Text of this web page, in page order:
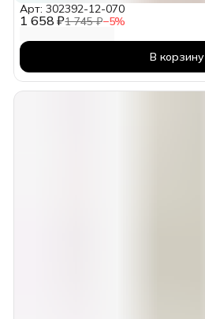
1 658 ₽1 745 ₽−5%
Арт: 302392-12-070
В корзину